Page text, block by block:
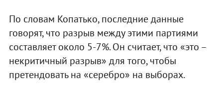
По словам Копатько, последние данные
говорят, что разрыв между этими партиями
составляет около 5-7%. Он считает, что «это –
некритичный разрыв» для того, чтобы
претендовать на «серебро» на выборах.